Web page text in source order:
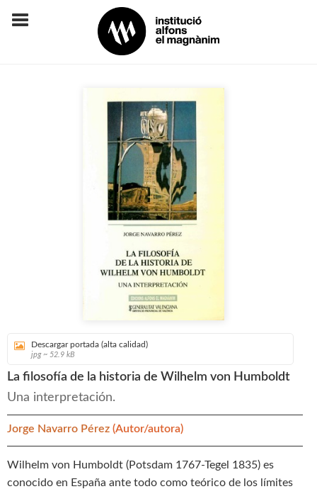
Descargar portada (alta calidad)
jpg ~ 52.9 kB
La filosofía de la historia de Wilhelm von Humboldt
Una interpretación.
Jorge Navarro Pérez (Autor/autora)
Wilhelm von Humboldt (Potsdam 1767-Tegel 1835) es
conocido en España ante todo como teórico de los límites